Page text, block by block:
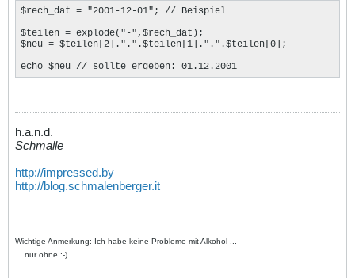
$rech_dat = "2001-12-01"; // Beispiel
$teilen = explode("-",$rech_dat);
$neu = $teilen[2].".".$teilen[1].".".$teilen[0];
echo $neu // sollte ergeben: 01.12.2001
h.a.n.d.
Schmalle
http://impressed.by
http://blog.schmalenberger.it
Wichtige Anmerkung: Ich habe keine Probleme mit Alkohol ...
... nur ohne :-)